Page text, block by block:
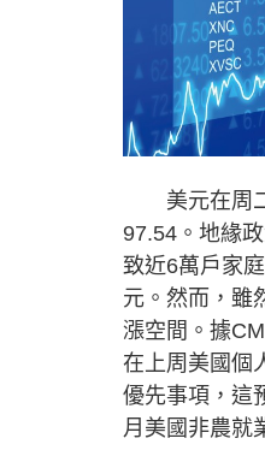
美元在周二
97.54。地緣
致近6萬戶家
元。然而，雖
漲空間。據
在上周美國個
優先事項，這
月美國非農就